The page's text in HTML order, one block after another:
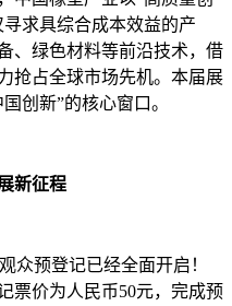
求具综合成本效益的产
、绿色材料等前沿技术，借
抢占全球市场先机。本届展
创新”的核心窗口。
新征程
众预登记已经全面开启！
票价为人民币50元，完成预